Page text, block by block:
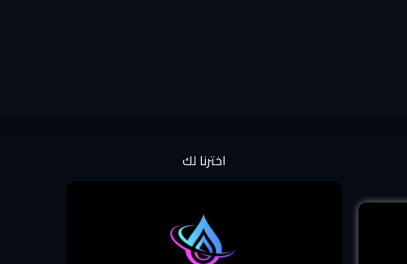
اخترنا لك